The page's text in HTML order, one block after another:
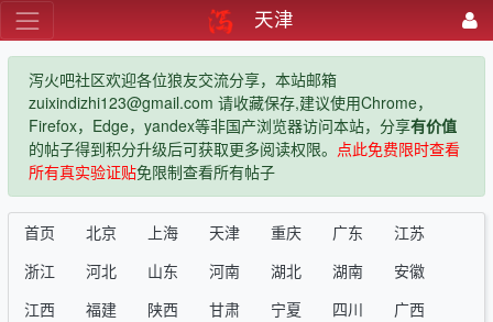
天津
泻火吧社区欢迎各位狼友交流分享，本站邮箱
zuixindizhi123@gmail.com 请收藏保存,建议使用Chrome，
Firefox，Edge，yandex等非国产浏览器访问本站，分享有价值
的帖子得到积分升级后可获取更多阅读权限。 点此免费限时查看
所有真实验证贴免限制查看所有帖子
首页 北京 上海 天津 重庆 广东
江苏
浙江
河北 山东 河南 湖北 湖南
安徽
江西
福建 陕西 甘肃 宁夏 四川
广西